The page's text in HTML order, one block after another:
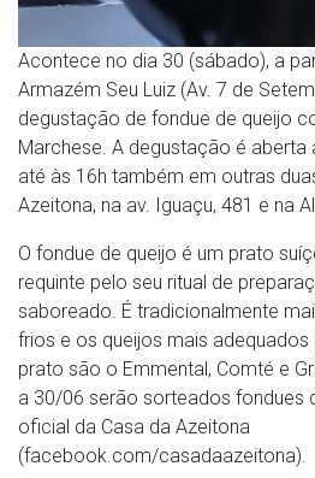
Acontece no dia 30 (sábado), a
Armazém Seu Luiz (Av. 7 de
degustação de fondue de queijo
Marchese. A degustação é
até às 16h também em outras
Azeitona, na av. Iguaçu, 481 e na
O fondue de queijo é um prato
requinte pelo seu ritual de
saboreado. É tradicionalmente
frios e os queijos mais
prato são o Emmental, Comté e
a 30/06 serão sorteados fondues
oficial da Casa da Azeitona
(facebook.com/casadaazeitona).